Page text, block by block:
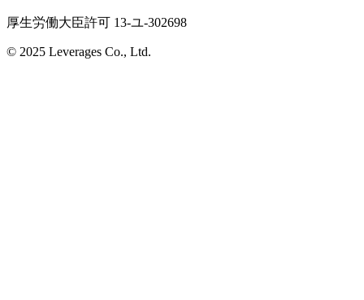
厚生労働大臣許可 13-ユ-302698
© 2025 Leverages Co., Ltd.